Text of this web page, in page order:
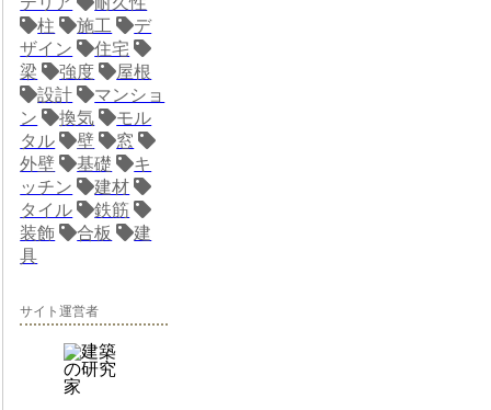
柱
施工
デ
ザイン
住宅
梁
強度
屋根
設計
マンショ
ン
換気
モル
タル
壁
窓
外壁
基礎
キ
ッチン
建材
タイル
鉄筋
装飾
合板
建
具
サイト運営者